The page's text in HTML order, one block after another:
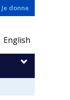
Je donne
English